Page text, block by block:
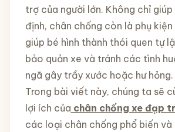
trợ của người lớn. Không chỉ
định, chân chống còn là phụ
giúp bé hình thành thói quen tự
bảo quản xe và tránh các tình
ngã gây trầy xước hoặc hư hỏng.
Trong bài viết này, chúng ta sẽ
lợi ích của chân chống xe đạp
các loại chân chống phổ biến và